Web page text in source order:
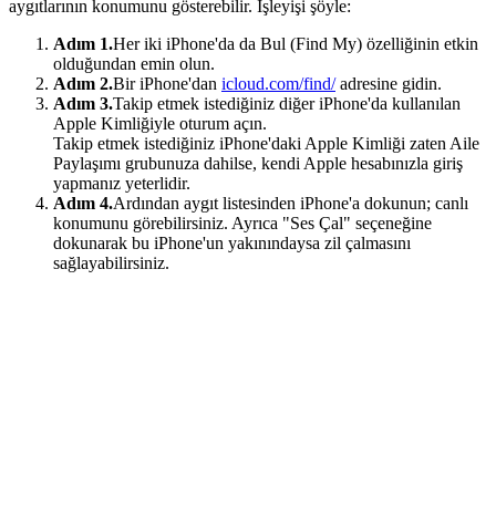
aygıtlarının konumunu gösterebilir. İşleyişi şöyle:
Adım 1.Her iki iPhone'da da Bul (Find My) özelliğinin etkin
olduğundan emin olun.
Adım 2.Bir iPhone'dan icloud.com/find/adresine gidin.
Adım 3.Takip etmek istediğiniz diğer iPhone'da kullanılan
Apple Kimliğiyle oturum açın.
Takip etmek istediğiniz iPhone'daki Apple Kimliği zaten Aile
Paylaşımı grubunuza dahilse, kendi Apple hesabınızla giriş
yapmanız yeterlidir.
Adım 4.Ardından aygıt listesinden iPhone'a dokunun; canlı
konumunu görebilirsiniz. Ayrıca "Ses Çal" seçeneğine
dokunarak bu iPhone'un yakınındaysa zil çalmasını
sağlayabilirsiniz.